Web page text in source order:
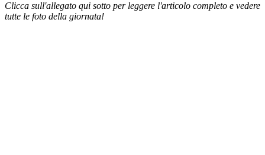
Clicca sull'allegato qui sotto per leggere l'articolo completo e vedere
tutte le foto della giornata!